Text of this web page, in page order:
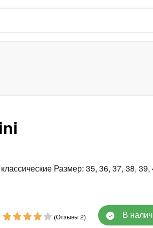
Размер: 35, 36, 37, 38, 39,
(Отзывы 2) В